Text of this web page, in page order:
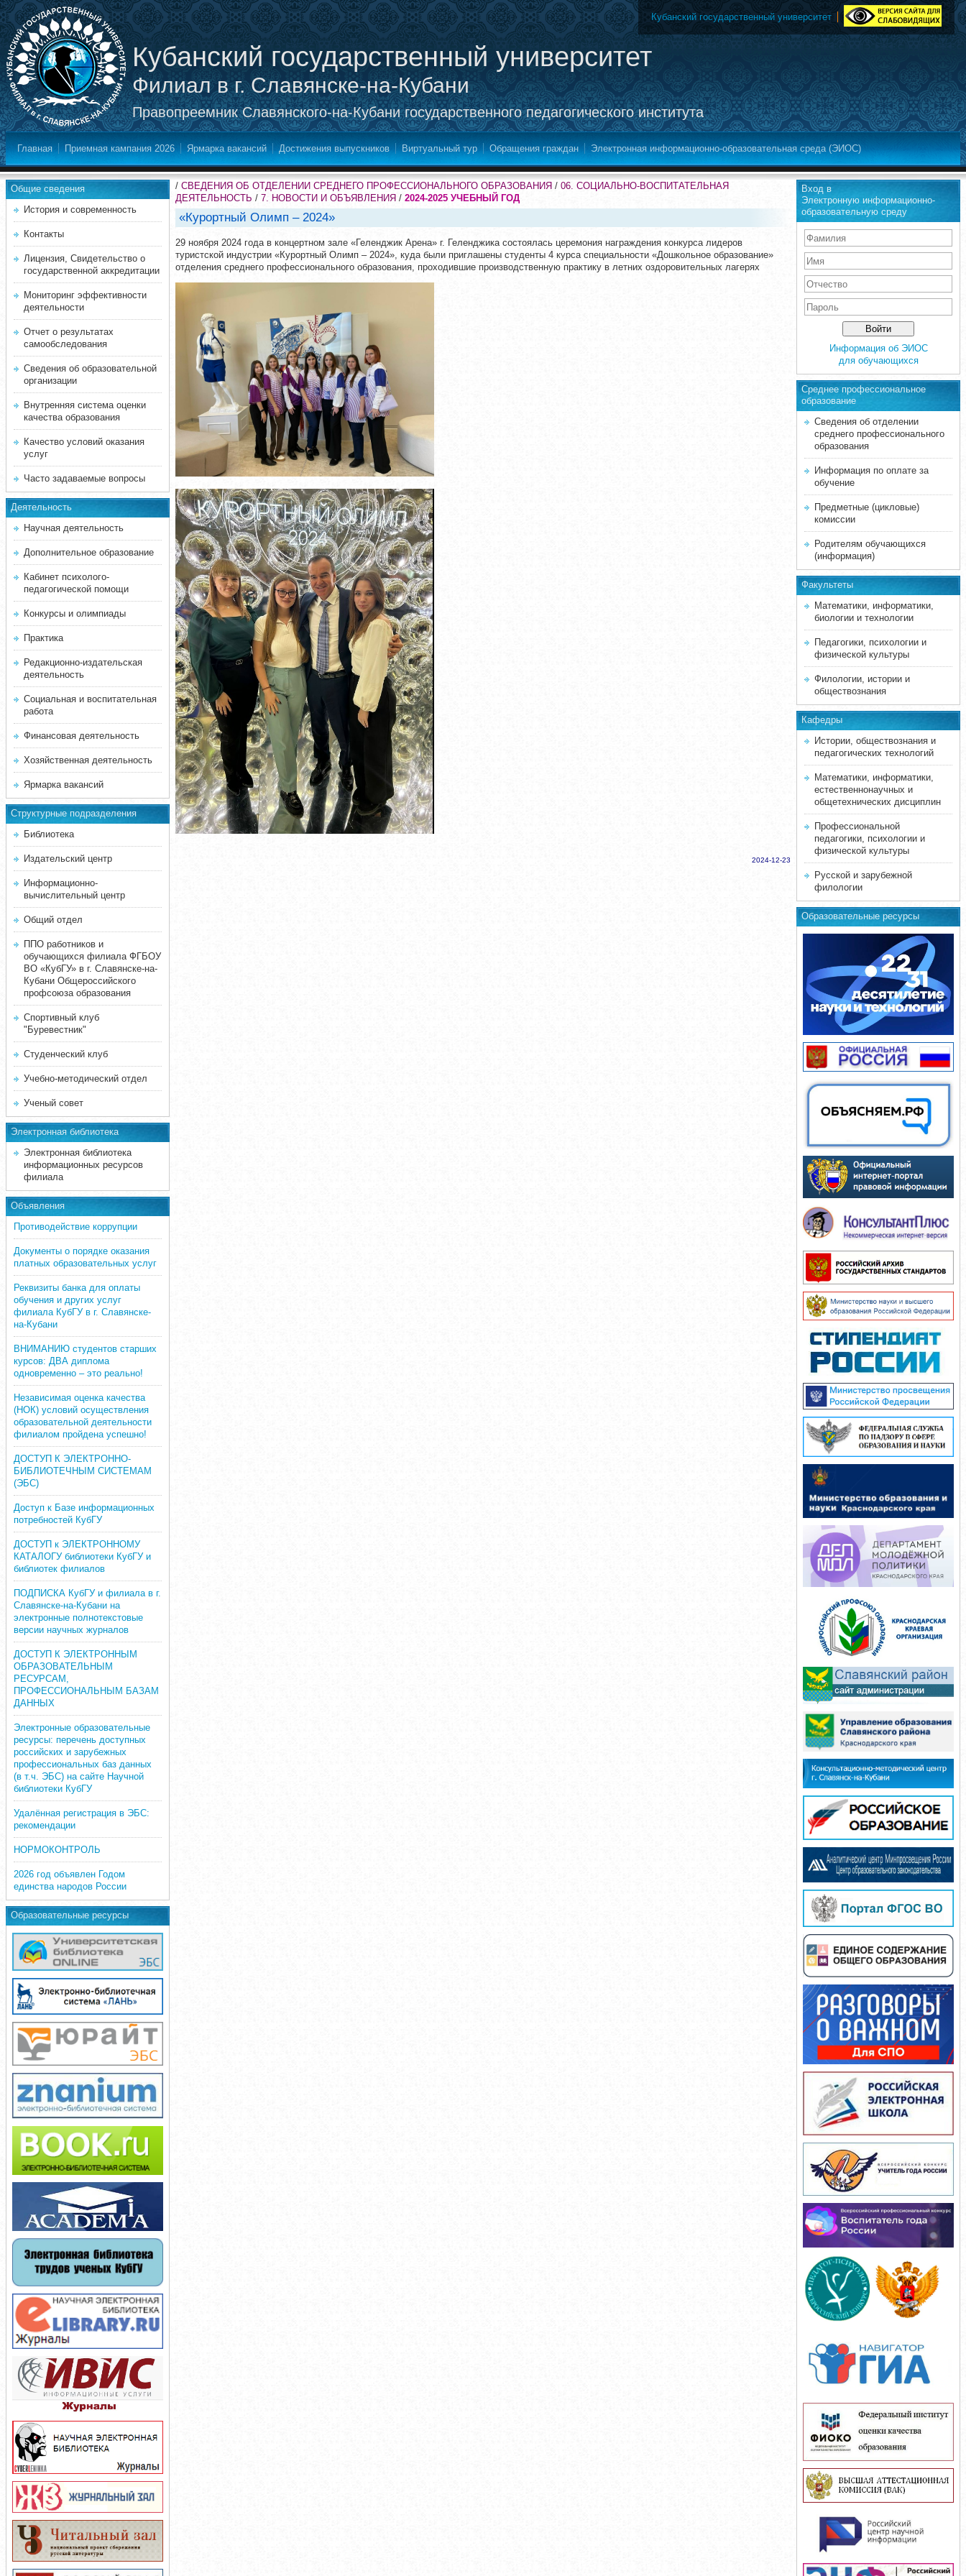
Кубанский государственный университет
Филиал в г. Славянске-на-Кубани
Правопреемник Славянского-на-Кубани государственного педагогического института
Кубанский государственный университет
Главная Приемная кампания 2026 Ярмарка вакансий Достижения выпускников Виртуальный тур Обращения граждан Электронная информационно-образовательная среда (ЭИОС)
Общие сведения
История и современность
Контакты
Лицензия, Свидетельство о
государственной аккредитации
Мониторинг эффективности
деятельности
Отчет о результатах
самообследования
Сведения об образовательной
организации
Внутренняя система оценки
качества образования
Качество условий оказания
услуг
Часто задаваемые вопросы
Деятельность
Научная деятельность
Дополнительное образование
Кабинет психолого-
педагогической помощи
Конкурсы и олимпиады
Практика
Редакционно-издательская
деятельность
Социальная и воспитательная
работа
Финансовая деятельность
Хозяйственная деятельность
Ярмарка вакансий
Структурные подразделения
Библиотека
Издательский центр
Информационно-
вычислительный центр
Общий отдел
ППО работников и
обучающихся филиала ФГБОУ
ВО «КубГУ» в г. Славянске-на-
Кубани Общероссийского
профсоюза образования
Спортивный клуб
"Буревестник"
Студенческий клуб
Учебно-методический отдел
Ученый совет
Электронная библиотека
Электронная библиотека
информационных ресурсов
филиала
Объявления
Противодействие коррупции
Документы о порядке оказания
платных образовательных услуг
Реквизиты банка для оплаты
обучения и других услуг
филиала КубГУ в г. Славянске-
на-Кубани
ВНИМАНИЮ студентов старших
курсов: ДВА диплома
одновременно – это реально!
Независимая оценка качества
(НОК) условий осуществления
образовательной деятельности
филиалом пройдена успешно!
ДОСТУП К ЭЛЕКТРОННО-
БИБЛИОТЕЧНЫМ СИСТЕМАМ
(ЭБС)
Доступ к Базе информационных
потребностей КубГУ
ДОСТУП к ЭЛЕКТРОННОМУ
КАТАЛОГУ библиотеки КубГУ и
библиотек филиалов
ПОДПИСКА КубГУ и филиала в г.
Славянске-на-Кубани на
электронные полнотекстовые
версии научных журналов
ДОСТУП К ЭЛЕКТРОННЫМ
ОБРАЗОВАТЕЛЬНЫМ
РЕСУРСАМ,
ПРОФЕССИОНАЛЬНЫМ БАЗАМ
ДАННЫХ
Электронные образовательные
ресурсы: перечень доступных
российских и зарубежных
профессиональных баз данных
(в т.ч. ЭБС) на сайте Научной
библиотеки КубГУ
Удалённая регистрация в ЭБС:
рекомендации
НОРМОКОНТРОЛЬ
2026 год объявлен Годом
единства народов России
Образовательные ресурсы
/ СВЕДЕНИЯ ОБ ОТДЕЛЕНИИ СРЕДНЕГО ПРОФЕССИОНАЛЬНОГО ОБРАЗОВАНИЯ / 06. СОЦИАЛЬНО-ВОСПИТАТЕЛЬНАЯ
ДЕЯТЕЛЬНОСТЬ / 7. НОВОСТИ И ОБЪЯВЛЕНИЯ / 2024-2025 УЧЕБНЫЙ ГОД
«Курортный Олимп – 2024»
29 ноября 2024 года в концертном зале «Геленджик Арена» г. Геленджика состоялась церемония награждения конкурса лидеров
туристской индустрии «Курортный Олимп – 2024», куда были приглашены студенты 4 курса специальности «Дошкольное образование»
отделения среднего профессионального образования, проходившие производственную практику в летних оздоровительных лагерях
2024-12-23
Вход в
Электронную информационно-
образовательную среду
Информация об ЭИОС
для обучающихся
Среднее професcиональное
образование
Сведения об отделении
среднего профессионального
образования
Информация по оплате за
обучение
Предметные (цикловые)
комиссии
Родителям обучающихся
(информация)
Факультеты
Математики, информатики,
биологии и технологии
Педагогики, психологии и
физической культуры
Филологии, истории и
обществознания
Кафедры
Истории, обществознания и
педагогических технологий
Математики, информатики,
естественнонаучных и
общетехнических дисциплин
Профессиональной
педагогики, психологии и
физической культуры
Русской и зарубежной
филологии
Образовательные ресурсы